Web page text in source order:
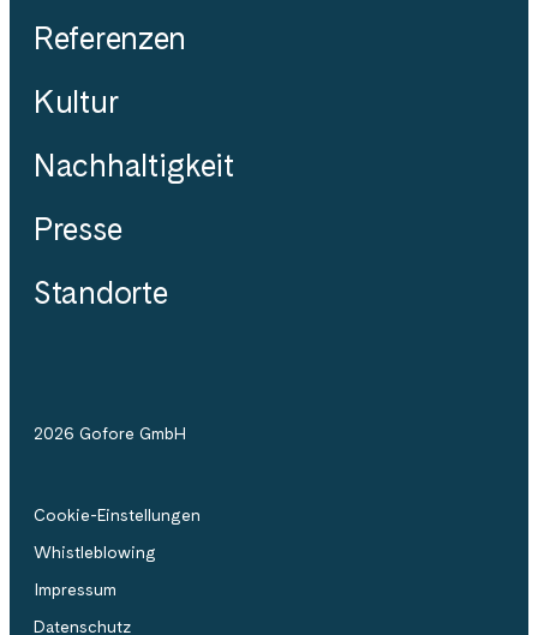
Referenzen
Kultur
Nachhaltigkeit
Presse
Standorte
2026 Gofore GmbH
Cookie-Einstellungen
Whistleblowing
Impressum
Datenschutz